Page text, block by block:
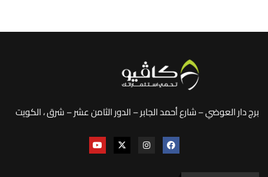
برج دار العوضي – شارع أحمد الجابر – الدور الثامن عشر – شرق ، الكويت